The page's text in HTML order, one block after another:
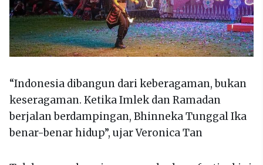
“Indonesia dibangun dari keberagaman, bukan
keseragaman. Ketika Imlek dan Ramadan
berjalan berdampingan, Bhinneka Tunggal Ika
benar-benar hidup”, ujar Veronica Tan